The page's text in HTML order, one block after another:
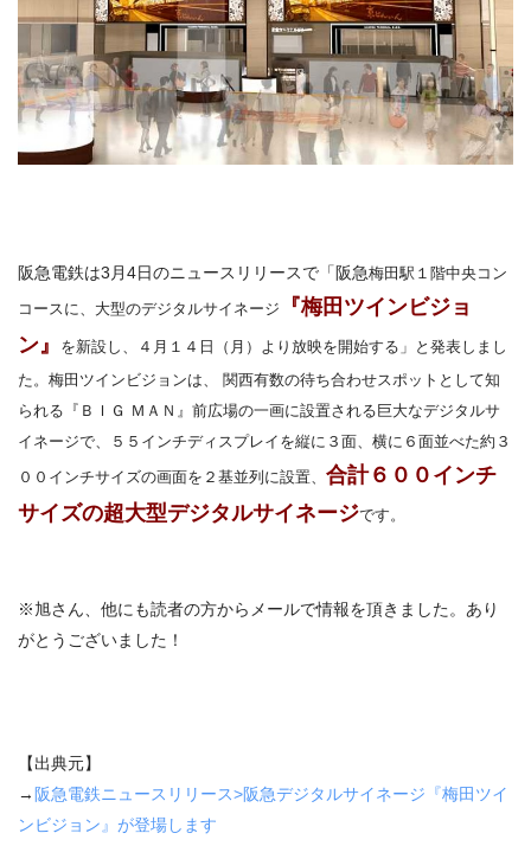
阪急電鉄は3月4日のニュースリリースで「阪急梅田駅１階中央コン
コースに、大型のデジタルサイネージ
『梅田ツインビジョ
ン』
を新設し、４月１４日（月）より放映を開始する」と発表しまし
た。梅田ツインビジョンは、 関西有数の待ち合わせスポットとして知
られる『ＢＩＧ ＭＡＮ』前広場の一画に設置される巨大なデジタルサ
イネージで、５５インチディスプレイを縦に３面、横に６面並べた約３
００インチサイズの画面を２基並列に設置、 合計６００インチ
サイズの超大型デジタルサイネージです。
※旭さん、他にも読者の方からメールで情報を頂きました。あり
がとうございました！
【出典元】
→ 阪急電鉄ニュースリリース>阪急デジタルサイネージ『梅田ツイ
ンビジョン』が登場します